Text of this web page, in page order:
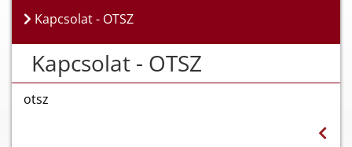
Kapcsolat - OTSZ
Kapcsolat - OTSZ
otsz